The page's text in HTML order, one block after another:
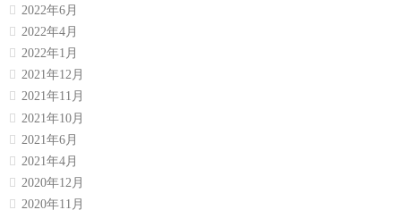
2022年6月
2022年4月
2022年1月
2021年12月
2021年11月
2021年10月
2021年6月
2021年4月
2020年12月
2020年11月